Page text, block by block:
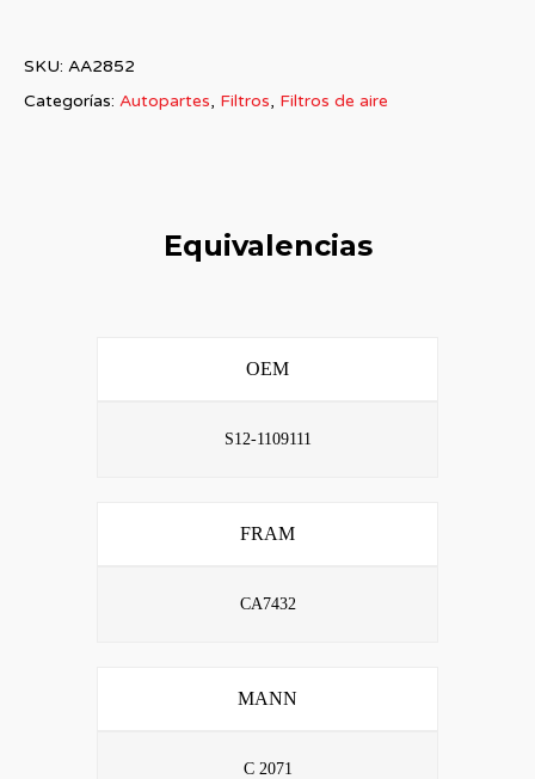
SKU: AA2852
Categorías: Autopartes, Filtros, Filtros de aire
Equivalencias
OEM
S12-1109111
FRAM
CA7432
MANN
C 2071